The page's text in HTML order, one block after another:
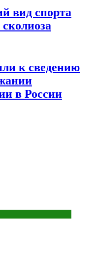
вид спорта
к сведению
в России